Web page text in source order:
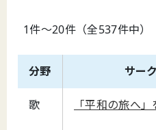
1件～20件（全537件中）
分野 サー
歌 「平和の旅へ